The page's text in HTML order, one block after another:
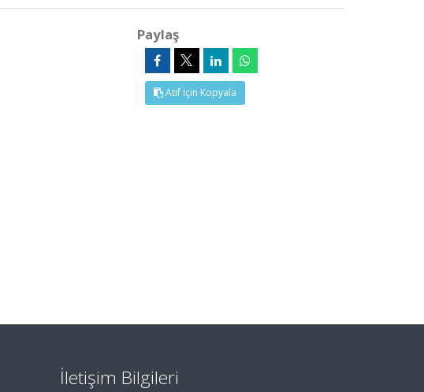
Paylaş
Atıf İçin Kopyala
İletişim Bilgileri